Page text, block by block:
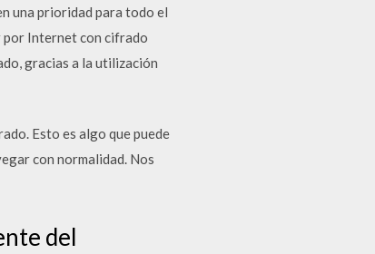
una prioridad para todo el
por Internet con cifrado
gracias a la utilización
Esto es algo que puede
con normalidad. Nos
del